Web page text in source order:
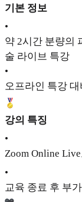
기본 정보
•
약 2시간 분량의
술 라이브 특강
•
오프라인 특강 대
강의 특징
•
Zoom Online
•
교육 종료 후 부